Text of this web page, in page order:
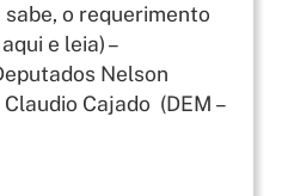
o requerimento
e leia) –
Nelson
Claudio Cajado (DEM –